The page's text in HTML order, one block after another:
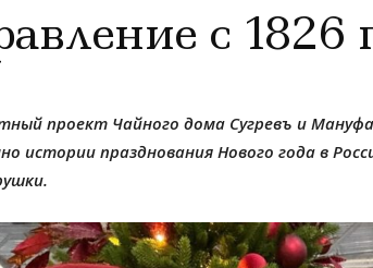
с 1826
проект Чайного дома Сугревъ и
истории празднования Нового года в